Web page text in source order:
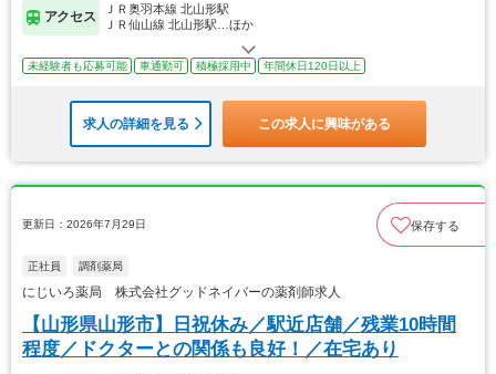
アクセス
ＪＲ奥羽本線 北山形駅
ＪＲ仙山線 北山形駅…ほか
未経験者も応募可能 車通勤可 積極採用中 年間休日120日以上
求人の詳細を見る この求人に興味がある
更新日：2026年7月29日 保存する
正社員 調剤薬局
にじいろ薬局 株式会社グッドネイバーの薬剤師求人
【山形県山形市】日祝休み／駅近店舗／残業10時間
程度／ドクターとの関係も良好！／在宅あり